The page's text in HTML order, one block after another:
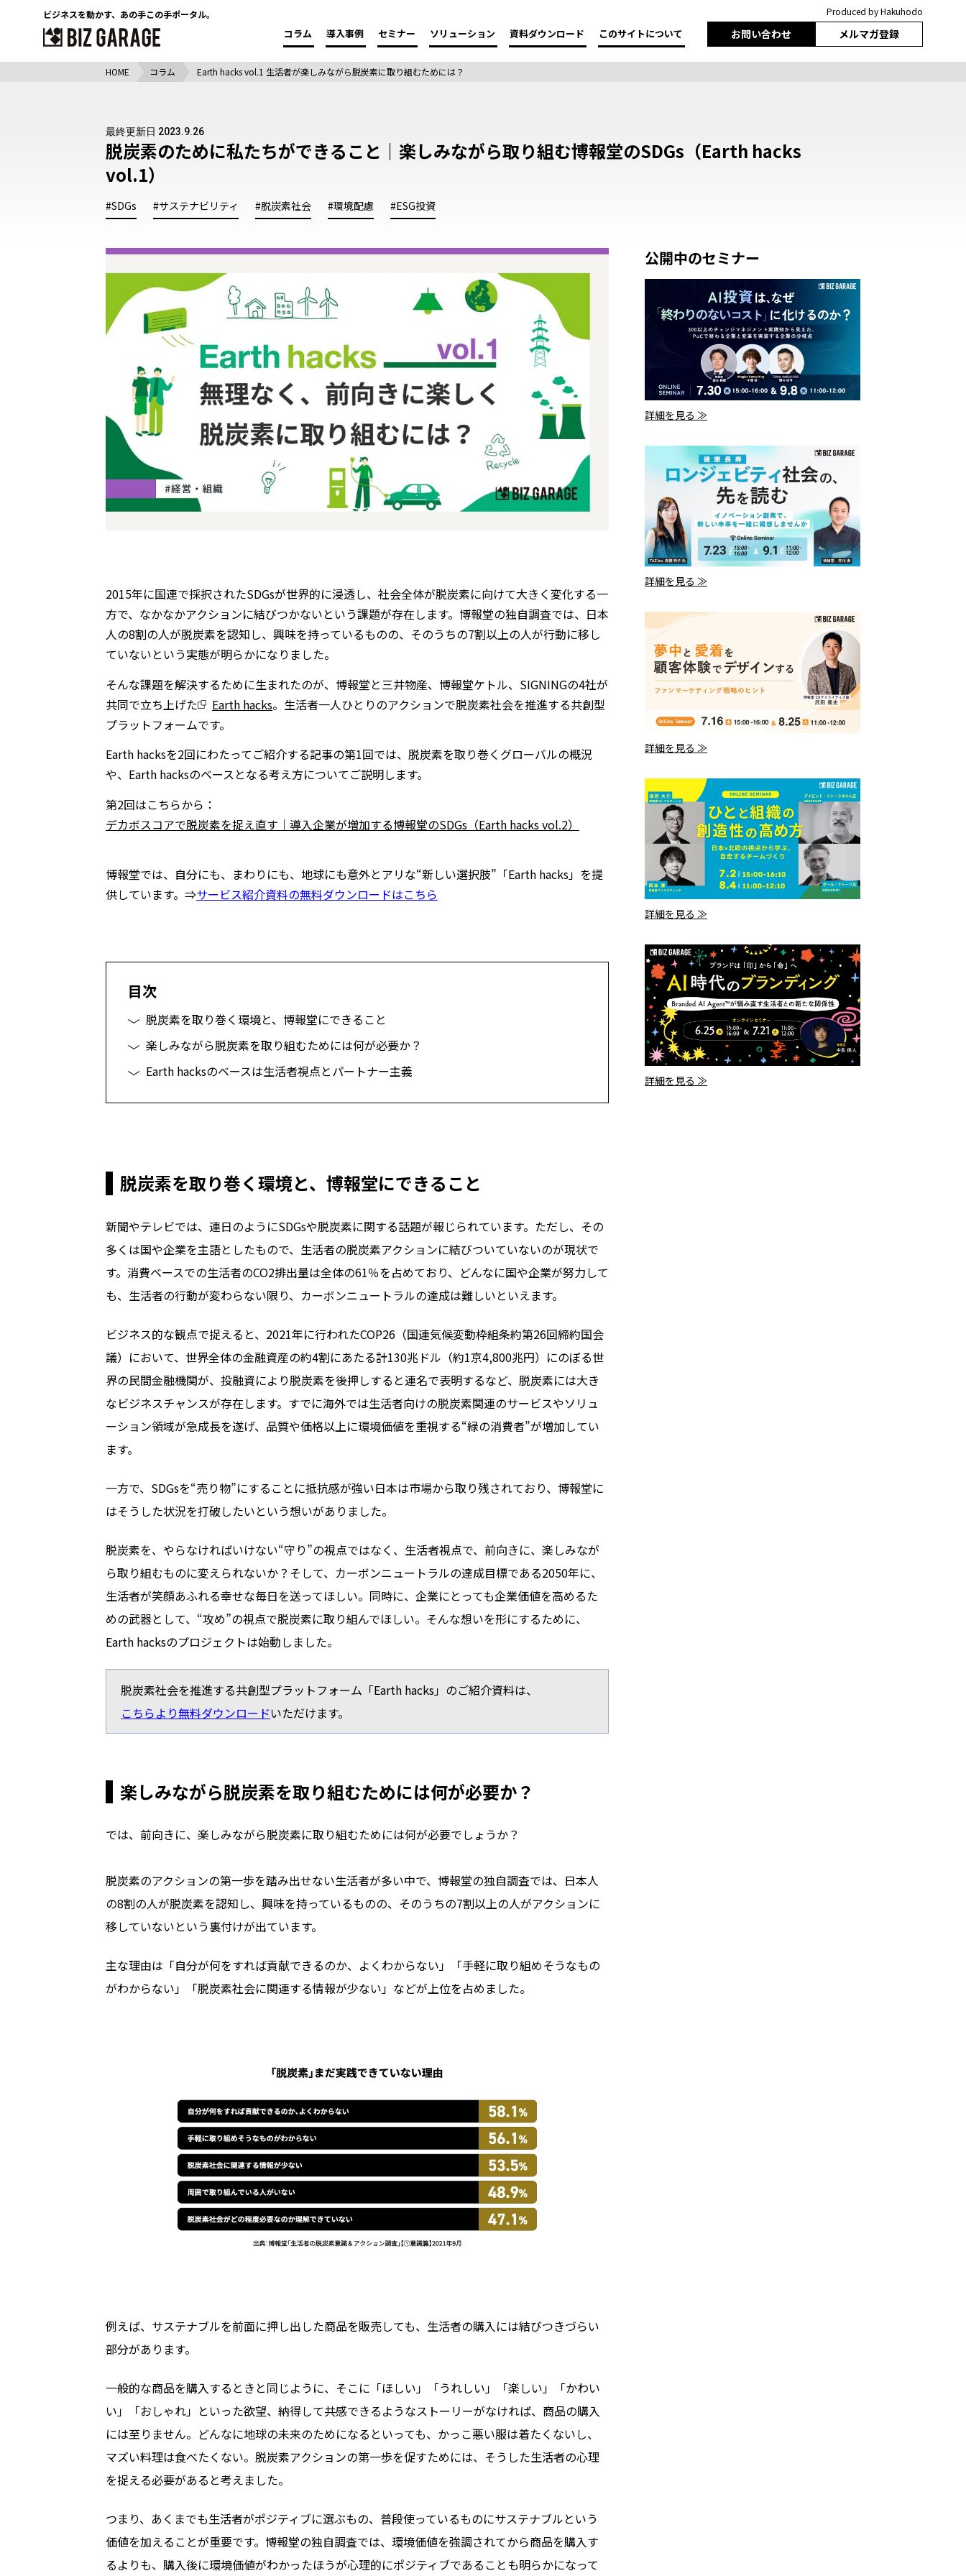
ビジネスを動かす、 あの手この手ポータル。
お問い合わせ メルマガ登録
コラム 導入事例 セミナー ソリューション 資料ダウンロード このサイトについて
Produced by Hakuhodo
HOME コラム Earth hacks vol.1 生活者が楽しみながら脱炭素に取り組むためには？
最終更新日 2023.9.26
脱炭素のために私たちができること｜楽しみながら取り組む博報堂のSDGs（Earth hacks
vol.1）
#SDGs #サステナビリティ #脱炭素社会 #環境配慮 #ESG投資
2015年に国連で採択されたSDGsが世界的に浸透し、社会全体が脱炭素に向けて大きく変化する一
方で、なかなかアクションに結びつかないという課題が存在します。博報堂の独自調査では、日本
人の8割の人が脱炭素を認知し、興味を持っているものの、そのうちの7割以上の人が行動に移し
ていないという実態が明らかになりました。
そんな課題を解決するために生まれたのが、博報堂と三井物産、博報堂ケトル、SIGNINGの4社が
共同で立ち上げた
Earth hacks。生活者一人ひとりのアクションで脱炭素社会を推進する共創型
プラットフォームです。
Earth hacksを2回にわたってご紹介する記事の第1回では、脱炭素を取り巻くグローバルの概況
や、Earth hacksのベースとなる考え方についてご説明します。
第2回はこちらから：
デカボスコアで脱炭素を捉え直す｜導入企業が増加する博報堂のSDGs（Earth hacks vol.2）
博報堂では、自分にも、まわりにも、地球にも意外とアリな“新しい選択肢”「Earth hacks」を提
供しています。⇒サービス紹介資料の無料ダウンロードはこちら
目次
脱炭素を取り巻く環境と、博報堂にできること
楽しみながら脱炭素を取り組むためには何が必要か？
Earth hacksのベースは生活者視点とパートナー主義
脱炭素を取り巻く環境と、博報堂にできること
新聞やテレビでは、連日のようにSDGsや脱炭素に関する話題が報じられています。ただし、その
多くは国や企業を主語としたもので、生活者の脱炭素アクションに結びついていないのが現状で
す。消費ベースでの生活者のCO2排出量は全体の61％を占めており、どんなに国や企業が努力して
も、生活者の行動が変わらない限り、カーボンニュートラルの達成は難しいといえます。
ビジネス的な観点で捉えると、2021年に行われたCOP26（国連気候変動枠組条約第26回締約国会
議）において、世界全体の金融資産の約4割にあたる計130兆ドル（約1京4,800兆円）にのぼる世
界の民間金融機関が、投融資により脱炭素を後押しすると連名で表明するなど、脱炭素には大き
なビジネスチャンスが存在します。すでに海外では生活者向けの脱炭素関連のサービスやソリュ
ーション領域が急成長を遂げ、品質や価格以上に環境価値を重視する“緑の消費者”が増加してい
ます。
一方で、SDGsを“売り物”にすることに抵抗感が強い日本は市場から取り残されており、博報堂に
はそうした状況を打破したいという想いがありました。
脱炭素を、やらなければいけない“守り”の視点ではなく、生活者視点で、前向きに、楽しみなが
ら取り組むものに変えられないか？そして、カーボンニュートラルの達成目標である2050年に、
生活者が笑顔あふれる幸せな毎日を送ってほしい。同時に、企業にとっても企業価値を高めるた
めの武器として、“攻め”の視点で脱炭素に取り組んでほしい。そんな想いを形にするために、
Earth hacksのプロジェクトは始動しました。
脱炭素社会を推進する共創型プラットフォーム「Earth hacks」のご紹介資料は、
こちらより無料ダウンロードいただけます。
楽しみながら脱炭素を取り組むためには何が必要か？
では、前向きに、楽しみながら脱炭素に取り組むためには何が必要でしょうか？
脱炭素のアクションの第一歩を踏み出せない生活者が多い中で、博報堂の独自調査では、日本人
の8割の人が脱炭素を認知し、興味を持っているものの、そのうちの7割以上の人がアクションに
移していないという裏付けが出ています。
主な理由は「自分が何をすれば貢献できるのか、よくわからない」「手軽に取り組めそうなもの
がわからない」「脱炭素社会に関連する情報が少ない」などが上位を占めました。
例えば、サステナブルを前面に押し出した商品を販売しても、生活者の購入には結びつきづらい
部分があります。
一般的な商品を購入するときと同じように、そこに「ほしい」「うれしい」「楽しい」「かわい
い」「おしゃれ」といった欲望、納得して共感できるようなストーリーがなければ、商品の購入
には至りません。どんなに地球の未来のためになるといっても、かっこ悪い服は着たくないし、
マズい料理は食べたくない。脱炭素アクションの第一歩を促すためには、そうした生活者の心理
を捉える必要があると考えました。
つまり、あくまでも生活者がポジティブに選ぶもの、普段使っているものにサステナブルという
価値を加えることが重要です。博報堂の独自調査では、環境価値を強調されてから商品を購入す
るよりも、購入後に環境価値がわかったほうが心理的にポジティブであることも明らかになって
公開中のセミナー
詳細を見る ≫
詳細を見る ≫
詳細を見る ≫
詳細を見る ≫
詳細を見る ≫